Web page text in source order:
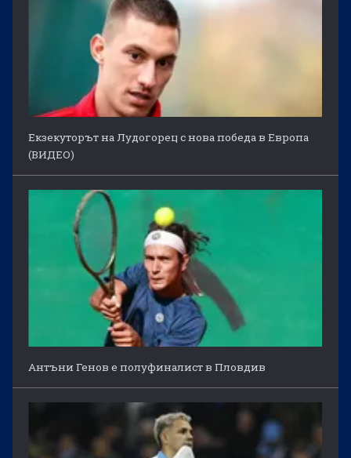
Екзекуторът на Лудогорец с нова победа в Европа
(ВИДЕО)
Антъни Генов е полуфиналист в Пловдив